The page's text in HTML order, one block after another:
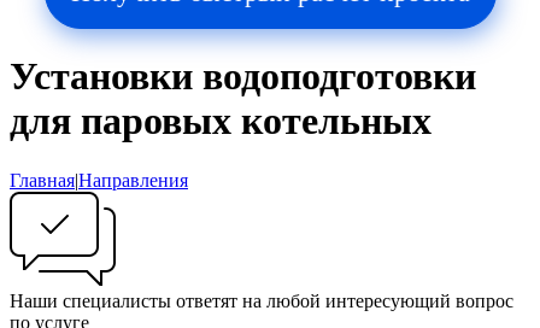
Установки водоподготовки
для паровых котельных
Главная|Направления
Наши специалисты ответят на любой интересующий вопрос
по услуге